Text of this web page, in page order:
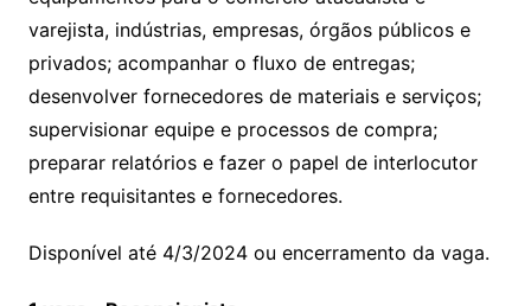
varejista, indústrias, empresas, órgãos públicos e
privados; acompanhar o fluxo de entregas;
desenvolver fornecedores de materiais e serviços;
supervisionar equipe e processos de compra;
preparar relatórios e fazer o papel de interlocutor
entre requisitantes e fornecedores.
Disponível até 4/3/2024 ou encerramento da vaga.